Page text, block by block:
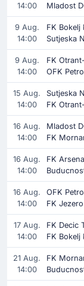
14:00
Mladost
9 Aug.
14:00
FK Bokelj
Sutjeska
9 Aug.
14:00
FK
OFK
15 Aug.
14:00
Sutjeska
FK
16 Aug.
14:00
Mladost
FK
16 Aug.
14:00
FK
16 Aug.
14:00
OFK
FK Jezero
17 Aug.
14:00
FK Decic
FK Bokelj
21 Aug.
14:00
FK